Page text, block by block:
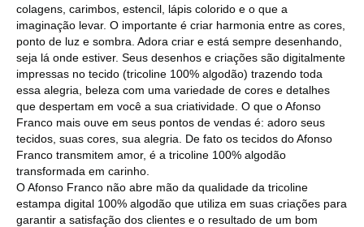
colagens, carimbos, estencil, lápis colorido e o que a
imaginação levar. O importante é criar harmonia entre as cores,
ponto de luz e sombra. Adora criar e está sempre desenhando,
seja lá onde estiver. Seus desenhos e criações são digitalmente
impressas no tecido (tricoline 100% algodão) trazendo toda
essa alegria, beleza com uma variedade de cores e detalhes
que despertam em você a sua criatividade. O que o Afonso
Franco mais ouve em seus pontos de vendas é: adoro seus
tecidos, suas cores, sua alegria. De fato os tecidos do Afonso
Franco transmitem amor, é a tricoline 100% algodão
transformada em carinho.
O Afonso Franco não abre mão da qualidade da tricoline
estampa digital 100% algodão que utiliza em suas criações para
garantir a satisfação dos clientes e o resultado de um bom